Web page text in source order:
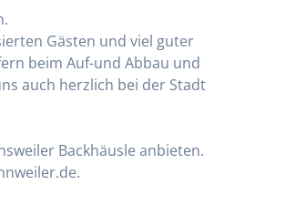
Gästen und viel guter
beim Auf-und Abbau und
auch herzlich bei der Stadt
Backhäusle anbieten.